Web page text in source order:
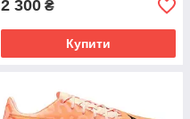
2 300 ₴
Купити